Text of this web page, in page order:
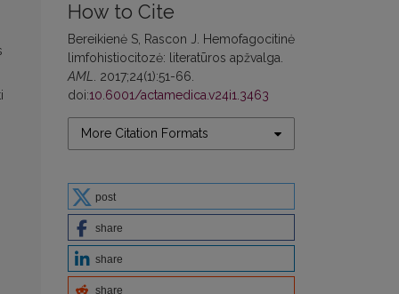
How to Cite
Bereikienė S, Rascon J. Hemofagocitinė
limfohistiocitozė: literatūros apžvalga.
AML
. 2017;24(1):51-66.
doi:10.6001/actamedica.v24i1.3463
More Citation Formats
post
share
share
share